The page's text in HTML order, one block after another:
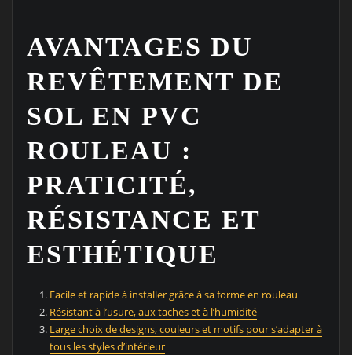
AVANTAGES DU
REVÊTEMENT DE
SOL EN PVC
ROULEAU :
PRATICITÉ,
RÉSISTANCE ET
ESTHÉTIQUE
Facile et rapide à installer grâce à sa forme en rouleau
Résistant à l’usure, aux taches et à l’humidité
Large choix de designs, couleurs et motifs pour s’adapter à
tous les styles d’intérieur